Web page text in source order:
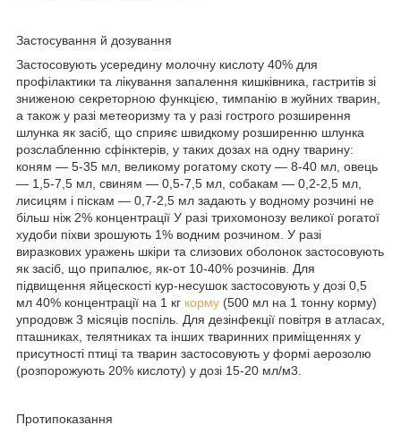
Застосування й дозування
Застосовують усередину молочну кислоту 40% для
профілактики та лікування запалення кишківника, гастритів зі
зниженою секреторною функцією, тимпанію в жуйних тварин,
а також у разі метеоризму та у разі гострого розширення
шлунка як засіб, що сприяє швидкому розширенню шлунка
розслабленню сфінктерів, у таких дозах на одну тварину:
коням — 5-35 мл, великому рогатому скоту — 8-40 мл, овець
— 1,5-7,5 мл, свиням — 0,5-7,5 мл, собакам — 0,2-2,5 мл,
лисицям і піскам — 0,7-2,5 мл задають у водному розчині не
більш ніж 2% концентрації У разі трихомонозу великої рогатої
худоби піхви зрошують 1% водним розчином. У разі
виразкових уражень шкіри та слизових оболонок застосовують
як засіб, що припалює, як-от 10-40% розчинів. Для
підвищення яйцескості кур-несушок застосовують у дозі 0,5
мл 40% концентрації на 1 кг корму (500 мл на 1 тонну корму)
упродовж 3 місяців поспіль. Для дезінфекції повітря в атласах,
пташниках, телятниках та інших тваринних приміщеннях у
присутності птиці та тварин застосовують у формі аерозолю
(розпорожують 20% кислоту) у дозі 15-20 мл/м3.
Протипоказання